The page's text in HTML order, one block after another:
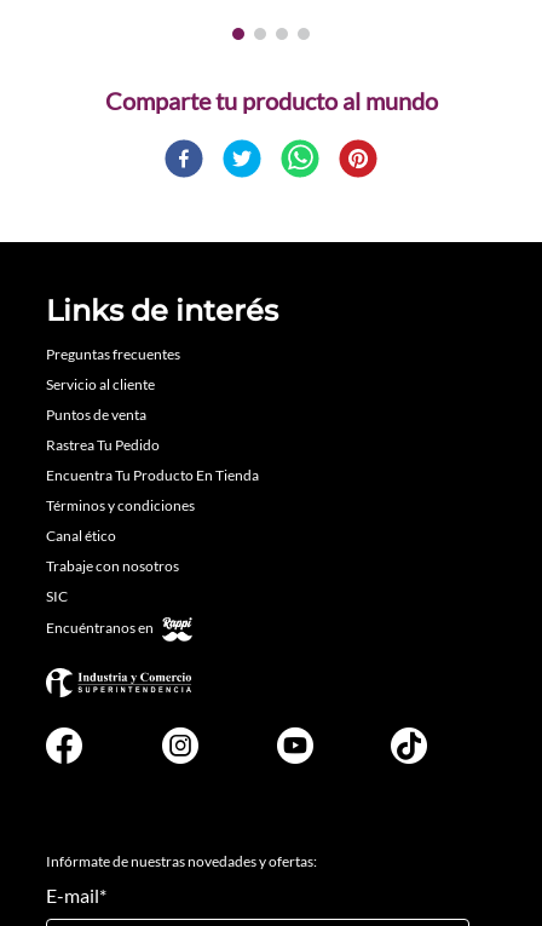
Comparte
Links de interés
Preguntas frecuentes
Servicio al cliente
Puntos de venta
Rastrea Tu Pedido
Encuentra Tu Producto En Tienda
Términos y condiciones
Canal ético
Trabaje con nosotros
SIC
Encuéntranos en
Infórmate de nuestras novedades y ofertas:
E-mail*